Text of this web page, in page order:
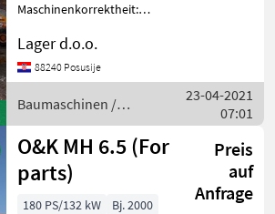
Maschinenkorrektheit:
Kabine FOPS
funktionierende
Signalisierung
Frontschaufel 6, 3 m3
Baumas
Lager d.o.o.
88240 Posusije
Baumaschinen /
O&K
23-04-2021
07:01
O&K MH 6.5 (For
parts)
Preis
auf
Anfrage
180 PS/132 kW
Bj. 2000